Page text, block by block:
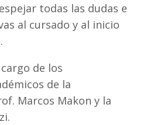
todas las dudas e
al cursado y al inicio
de los
de la
Marcos Makon y la